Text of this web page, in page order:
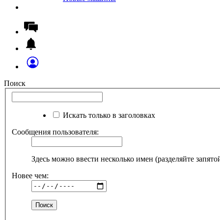
Поиск
Искать только в заголовках
Сообщения пользователя:
Здесь можно ввести несколько имен (разделяйте
Новее чем: